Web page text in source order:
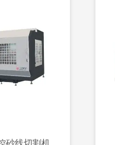
砂线切割机